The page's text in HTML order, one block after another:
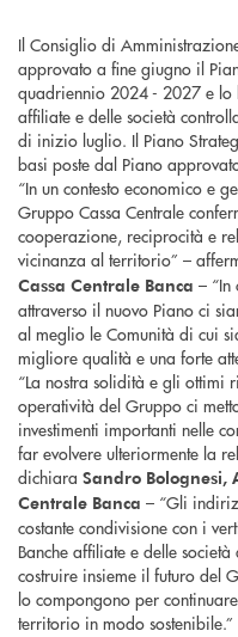
Il Consiglio di
approvato a fine giugno il
quadriennio 2024 - 2027 e lo
affiliate e delle società
di inizio luglio. Il Piano
basi poste dal Piano
“In un contesto economico e
Gruppo Cassa Centrale
cooperazione, reciprocità e
vicinanza al territorio” –
Cassa Centrale Banca –
attraverso il nuovo Piano ci
al meglio le Comunità di cui
migliore qualità e una forte
“La nostra solidità e gli ottimi
operatività del Gruppo ci
investimenti importanti nelle
far evolvere ulteriormente la
dichiara Sandro Bolognesi,
Centrale Banca – “Gli
costante condivisione con i
Banche affiliate e delle
costruire insieme il futuro del
lo compongono per
territorio in modo sostenibile.”